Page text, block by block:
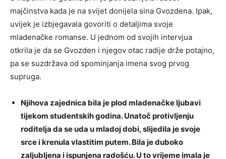
majčinstva kada je na svijet donijela sina Gvozdena. Ipak,
uvijek je izbjegavala govoriti o detaljima svoje
mladenačke romanse. U jednom od svojih intervjua
otkrila je da se Gvozden i njegov otac radije drže potajno,
pa se suzdržava od spominjanja imena svog prvog
supruga.
Njihova zajednica bila je plod mladenačke ljubavi
tijekom studentskih godina. Unatoč protivljenju
roditelja da se uda u mladoj dobi, slijedila je svoje
srce i krenula vlastitim putem. Bila je duboko
zaljubljena i ispunjena radošću. U to vrijeme imala je